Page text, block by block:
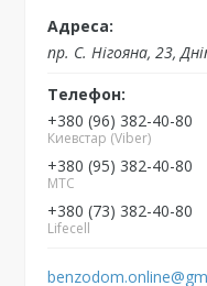
пр. С. Нігояна, 23,
+380 (96) 382-40-80
Киевстар (Viber)
+380 (95) 382-40-80
MTC
+380 (73) 382-40-80
Lifecell